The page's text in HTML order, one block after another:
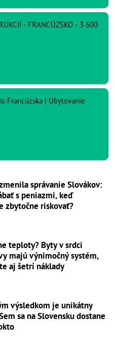
- FRANCÚZSKO - 3 600
Francúzska | Ubytovanie
správanie Slovákov:
s peniazmi, keď
zbytočne riskovať?
teploty? Byty v srdci
majú výnimočný systém,
aj šetrí náklady
výsledkom je unikátny
sa na Slovensku dostane